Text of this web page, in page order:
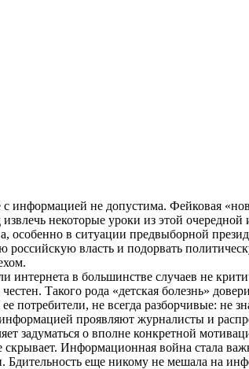
информацией не допустима. Фейковая
некоторые уроки из этой
особенно в ситуации предвыборной
власть и подорвать
в большинстве случаев не
Такого рода «детская болезнь»
не всегда разборчивые: не
информацией проявляют журналисты и
задуматься о вполне конкретной
Информационная война стала
Бдительность еще никому не мешала на